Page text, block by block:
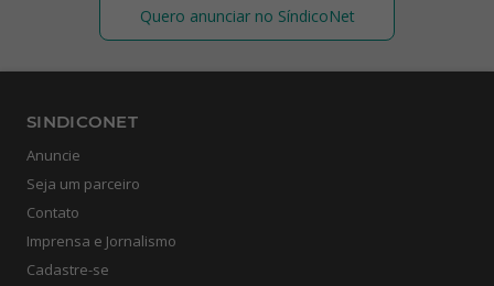
Quero anunciar no SíndicoNet
SINDICONET
Anuncie
Seja um parceiro
Contato
Imprensa e Jornalismo
Cadastre-se